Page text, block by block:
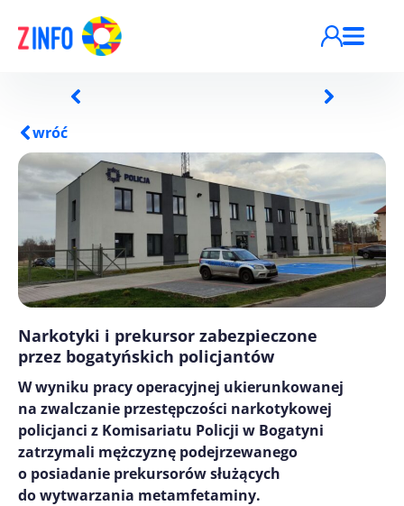
wróć
Narkotyki i prekursor zabezpieczone
przez bogatyńskich policjantów
W wyniku pracy operacyjnej ukierunkowanej
na zwalczanie przestępczości narkotykowej
policjanci z Komisariatu Policji w Bogatyni
zatrzymali mężczyznę podejrzewanego
o posiadanie prekursorów służących
do wytwarzania metamfetaminy.